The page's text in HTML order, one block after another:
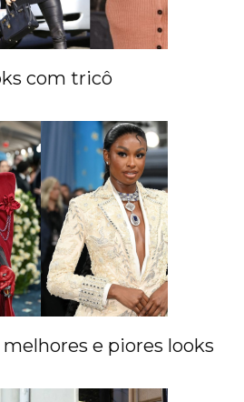
com tricô
melhores e piores looks